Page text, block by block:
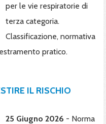
per le vie respiratorie di
terza categoria.
Classificazione, normativa
pratico.
IL RISCHIO
25 Giugno 2026 - Norma